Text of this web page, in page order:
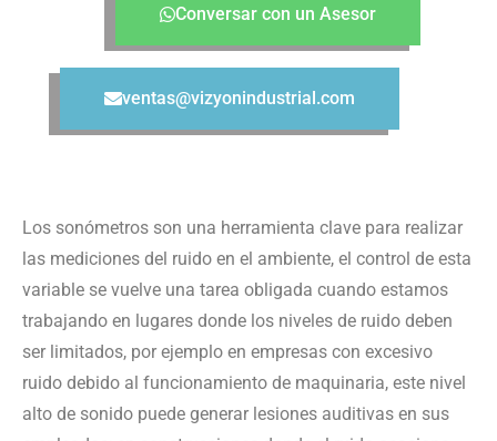
Conversar con un Asesor
ventas@vizyonindustrial.com
Los sonómetros son una herramienta clave para realizar
las mediciones del ruido en el ambiente, el control de esta
variable se vuelve una tarea obligada cuando estamos
trabajando en lugares donde los niveles de ruido deben
ser limitados, por ejemplo en empresas con excesivo
ruido debido al funcionamiento de maquinaria, este nivel
alto de sonido puede generar lesiones auditivas en sus